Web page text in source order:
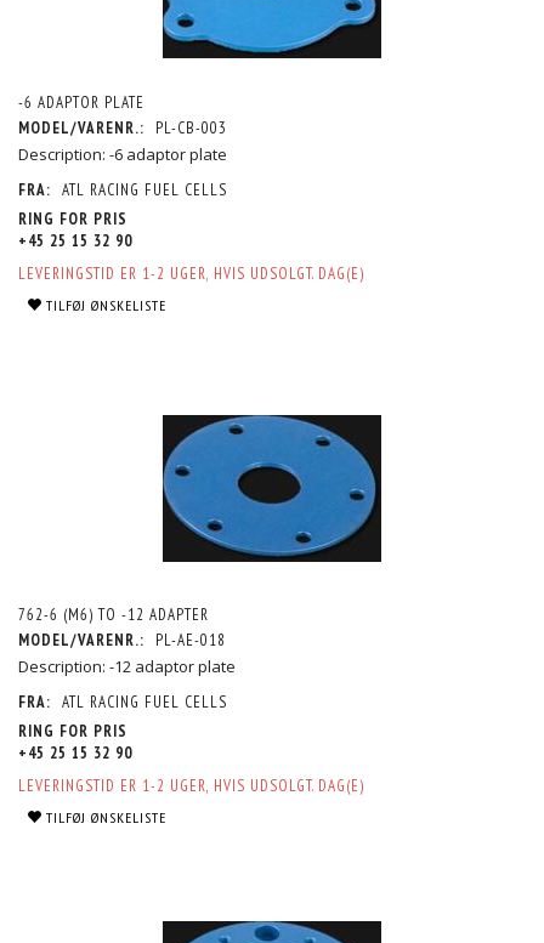
-6 ADAPTOR PLATE
MODEL/VARENR.:
PL-CB-003
Description: -6 adaptor plate
FRA: ATL RACING FUEL CELLS
RING FOR PRIS
+45 25 15 32 90
LEVERINGSTID ER 1-2 UGER, HVIS UDSOLGT. DAG(E)
TILFØJ ØNSKELISTE
762-6 (M6) TO -12 ADAPTER
MODEL/VARENR.:
PL-AE-018
Description: -12 adaptor plate
FRA: ATL RACING FUEL CELLS
RING FOR PRIS
+45 25 15 32 90
LEVERINGSTID ER 1-2 UGER, HVIS UDSOLGT. DAG(E)
TILFØJ ØNSKELISTE